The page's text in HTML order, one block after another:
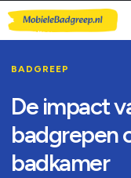
BADGREEP
De impact
badgrepen
badkamer